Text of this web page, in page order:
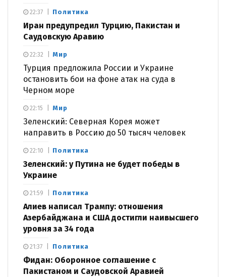
Политика
Иран предупредил Турцию, Пакистан и
Саудовскую Аравию
22:37
Мир
Турция предложила России и Украине
остановить бои на фоне атак на суда в
Черном море
22:32
Мир
Зеленский: Северная Корея может
направить в Россию до 50 тысяч человек
22:15
Политика
Зеленский: у Путина не будет победы в
Украине
22:10
Политика
Алиев написал Трампу: отношения
Азербайджана и США достигли наивысшего
уровня за 34 года
21:59
Политика
Фидан: Оборонное соглашение с
Пакистаном и Саудовской Аравией
21:37